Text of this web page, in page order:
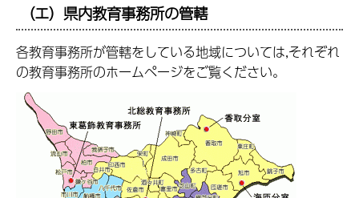
（エ）県内教育事務所の管轄
各教育事務所が管轄をしている地域については,それぞれ
の教育事務所のホームページをご覧ください。